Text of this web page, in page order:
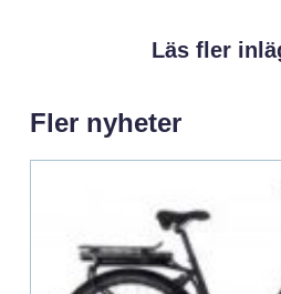
Läs fler
Fler nyheter